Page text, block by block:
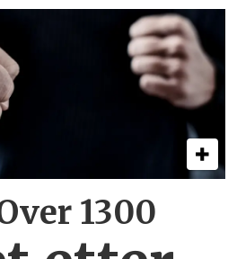
1300